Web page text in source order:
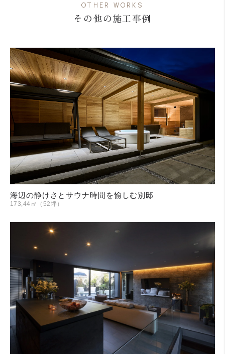
OTHER WORKS
その他の施工事例
海辺の静けさとサウナ時間を愉しむ別邸
173,44㎡（52坪）